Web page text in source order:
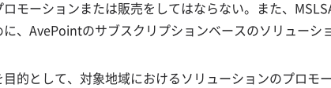
モーションまたは販売をしてはならない。また、
、AvePointのサブスクリプションベースのソリューシ
的として、対象地域におけるソリューションのプロ